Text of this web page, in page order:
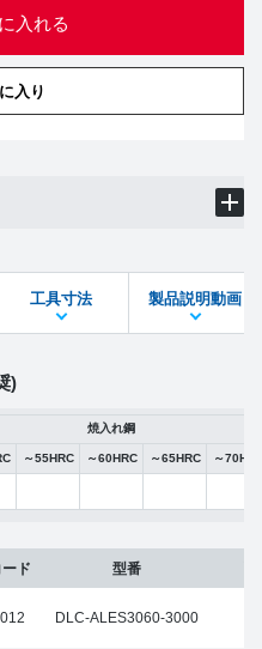
入れる
入り
DXFファイル
工具寸法 製品説明動画
)
焼入れ鋼
～55HRC ～60HRC ～65HRC ～
ド 型番
DLC-ALES3060-3000